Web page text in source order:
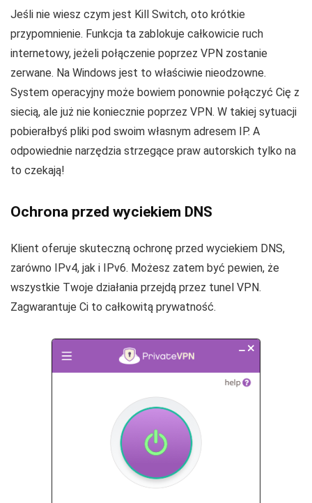
Jeśli nie wiesz czym jest Kill Switch, oto krótkie
przypomnienie. Funkcja ta zablokuje całkowicie ruch
internetowy, jeżeli połączenie poprzez VPN zostanie
zerwane. Na Windows jest to właściwie nieodzowne.
System operacyjny może bowiem ponownie połączyć Cię z
siecią, ale już nie koniecznie poprzez VPN. W takiej sytuacji
pobierałbyś pliki pod swoim własnym adresem IP. A
odpowiednie narzędzia strzegące praw autorskich tylko na
to czekają!
Ochrona przed wyciekiem DNS
Klient oferuje skuteczną ochronę przed wyciekiem DNS,
zarówno IPv4, jak i IPv6. Możesz zatem być pewien, że
wszystkie Twoje działania przejdą przez tunel VPN.
Zagwarantuje Ci to całkowitą prywatność.